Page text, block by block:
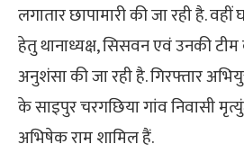
लगातार छापामारी की जा रही है.
हेतु थानाध्यक्ष, सिसवन एवं उनकी
अनुशंसा की जा रही है. गिरफ्तार
के साइपुर चरगछिया गांव निवासी
अभिषेक राम शामिल हैं.